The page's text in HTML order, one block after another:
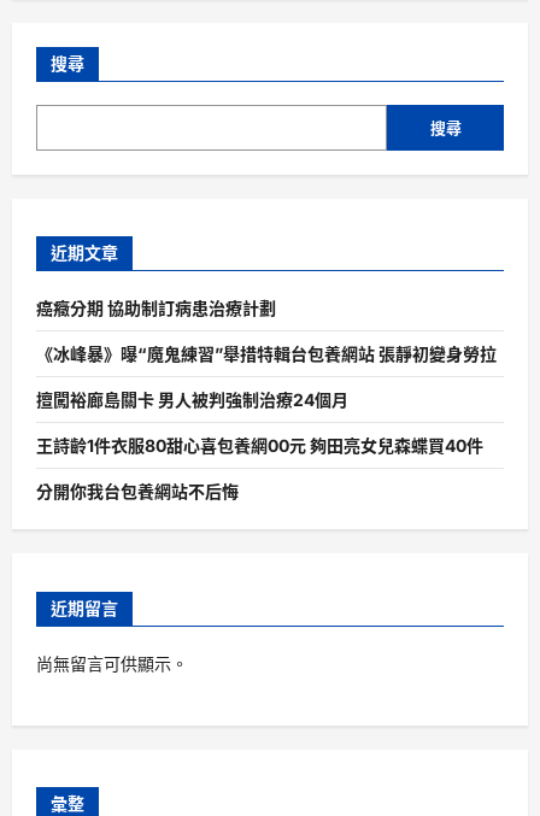
搜尋
搜尋
近期文章
癌癥分期 協助制訂病患治療計劃
《冰峰暴》曝“魔鬼練習”舉措特輯台包養網站 張靜初變身勞拉
擅闖裕廊島關卡 男人被判強制治療24個月
王詩齡1件衣服80甜心喜包養網00元 夠田亮女兒森蝶買40件
分開你我台包養網站不后悔
近期留言
尚無留言可供顯示。
彙整